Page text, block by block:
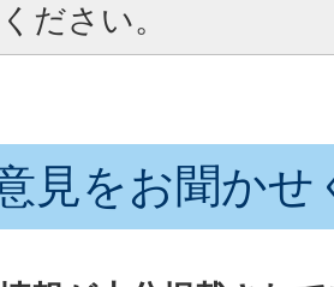
ださい。
見をお聞かせ